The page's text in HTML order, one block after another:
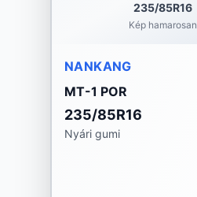
235/85R16
Kép hamarosan
NANKANG
MT-1 POR
235/85R16
Nyári gumi